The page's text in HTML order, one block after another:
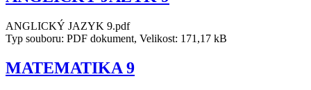
ANGLICKÝ JAZYK 9.pdf
Typ souboru: PDF dokument, Velikost: 171,17 kB
MATEMATIKA 9